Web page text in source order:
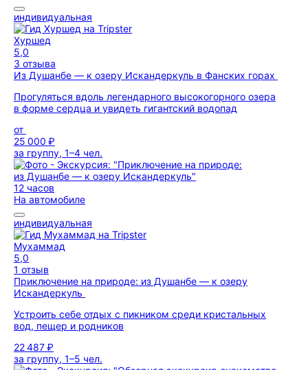
индивидуальная
Хуршед
5,0
3 отзыва
Из Душанбе — к озеру Искандеркуль в Фанских горах
Прогуляться вдоль легендарного высокогорного озера
в форме сердца и увидеть гигантский водопад
от
25 000 ₽
за группу, 1–4 чел.
12 часов
На автомобиле
индивидуальная
Мухаммад
5,0
1 отзыв
Приключение на природе: из Душанбе — к озеру
Искандеркуль
Устроить себе отдых с пикником среди кристальных
вод, пещер и родников
22 487 ₽
за группу, 1–5 чел.